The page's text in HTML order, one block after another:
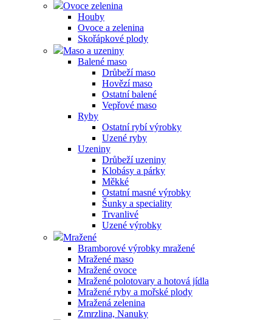
Ovoce zelenina
Houby
Ovoce a zelenina
Skořápkové plody
Maso a uzeniny
Balené maso
Drůbeží maso
Hovězí maso
Ostatní balené
Vepřové maso
Ryby
Ostatní rybí výrobky
Uzené ryby
Uzeniny
Drůbeží uzeniny
Klobásy a párky
Měkké
Ostatní masné výrobky
Šunky a speciality
Trvanlivé
Uzené výrobky
Mražené
Bramborové výrobky mražené
Mražené maso
Mražené ovoce
Mražené polotovary a hotová jídla
Mražené ryby a mořské plody
Mražená zelenina
Zmrzlina, Nanuky